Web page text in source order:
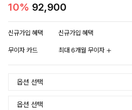
10% 92,900
신규가입 혜택 신규가입 혜택
무이자 카드 최대 6개월 무이자